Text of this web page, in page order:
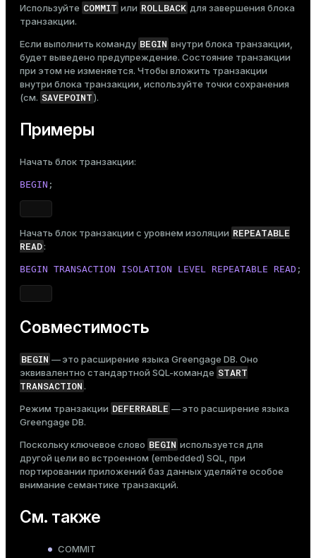
Используйте COMMIT или ROLLBACK для завершения блока
транзакции.
Если выполнить команду BEGIN внутри блока транзакции,
будет выведено предупреждение. Состояние транзакции
при этом не изменяется. Чтобы вложить транзакции
внутри блока транзакции, используйте точки сохранения
(см. SAVEPOINT).
Примеры
Начать блок транзакции:
BEGIN ;
Начать блок транзакции с уровнем изоляции REPEATABLE
READ:
BEGIN TRANSACTION ISOLATION LEVEL REPEATABLE READ ;
Совместимость
BEGIN — это расширение языка Greengage DB. Оно
эквивалентно стандартной SQL-команде START
TRANSACTION .
Режим транзакции DEFERRABLE — это расширение языка
Greengage DB.
Поскольку ключевое слово BEGIN используется для
другой цели во встроенном (embedded) SQL, при
портировании приложений баз данных уделяйте особое
внимание семантике транзакций.
См. также
COMMIT